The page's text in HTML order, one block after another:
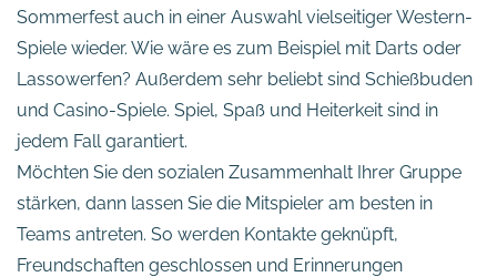
Sommerfest auch in einer Auswahl vielseitiger Western-
Spiele wieder. Wie wäre es zum Beispiel mit Darts oder
Lassowerfen? Außerdem sehr beliebt sind Schießbuden
und Casino-Spiele. Spiel, Spaß und Heiterkeit sind in
jedem Fall garantiert.
Möchten Sie den sozialen Zusammenhalt Ihrer Gruppe
stärken, dann lassen Sie die Mitspieler am besten in
Teams antreten. So werden Kontakte geknüpft,
Freundschaften geschlossen und Erinnerungen